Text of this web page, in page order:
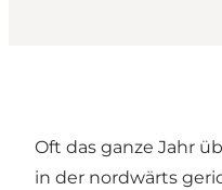
Oft das ganze Jahr
in der nordwärts